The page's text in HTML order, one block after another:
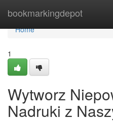
bookmarkingdepot
Home
Home
1
Wytworz
Nadruki z